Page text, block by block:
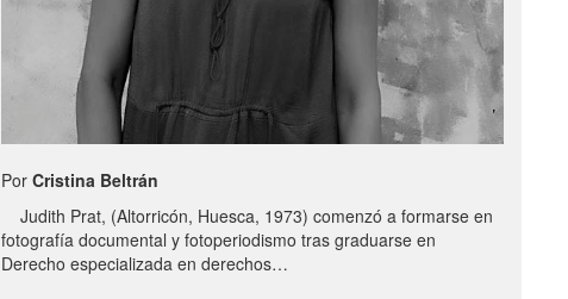
PorCristina Beltrán
Judith Prat, (Altorricón, Huesca, 1973) comenzó a formarse en
fotografía documental y fotoperiodismo tras graduarse en
Derecho especializada en derechos…